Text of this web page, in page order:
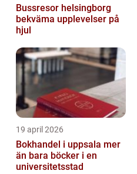
Bussresor helsingborg
bekväma upplevelser på
hjul
19 april 2026
Bokhandel i uppsala mer
än bara böcker i en
universitetsstad